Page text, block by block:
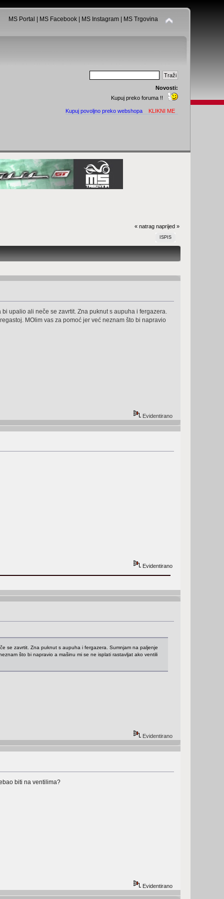
MS Portal MS Facebook| MS Instagram| MS Trgovina
Novosti:
Kupuj preko foruma !!
Kupuj povoljno preko webshopa KLIKNI ME
« natrag naprijed »
ISPIS
upalio ali neče se zavrtit. Zna puknut s aupuha i fergazera.
MOlim vas za pomoć jer već neznam što bi napravio
Evidentirano
Evidentirano
se zavrtit. Zna puknut s aupuha i fergazera. Sumnjam na paljenje
što bi napravio a mašinu mi se ne isplati rastavljat ako ventili
Evidentirano
biti na ventilima?
Evidentirano